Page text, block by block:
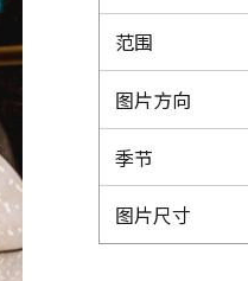
范围
图片方向
季节
图片尺寸